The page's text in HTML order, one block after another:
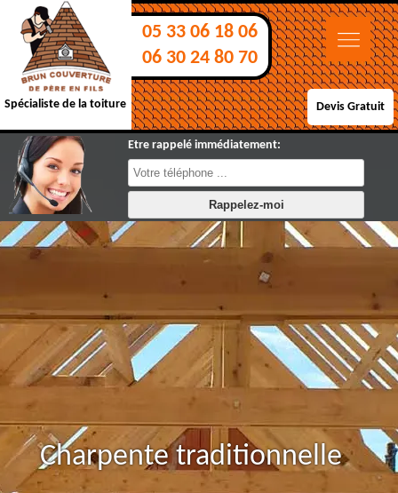
Spécialiste de la toiture
05 33 06 18 06
06 30 24 80 70
Devis Gratuit
Etre rappelé immédiatement:
Charpente traditionnelle